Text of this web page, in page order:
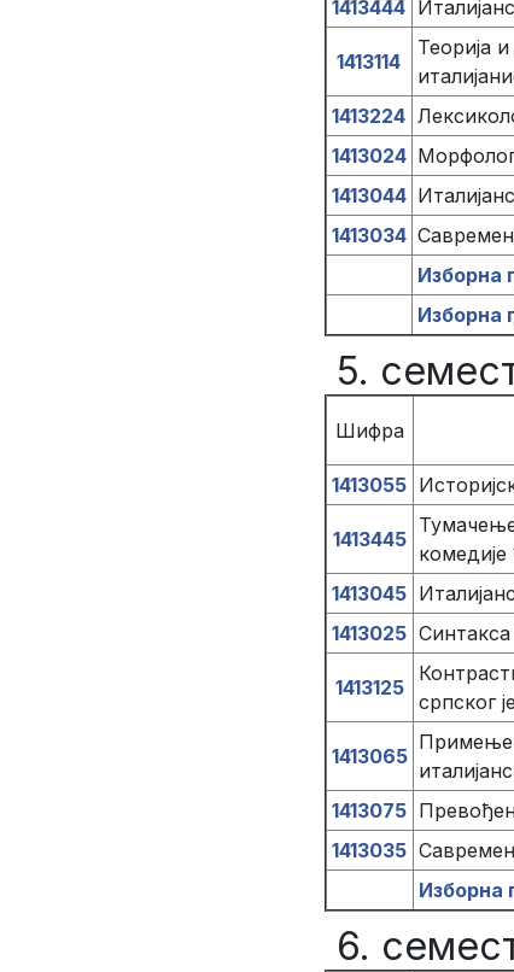
1413444
1413114
Теорија
1413224
1413024
1413044
1413034
Изборна
Изборна
5.
Шифра
1413055
1413445
комедије
1413045
1413025 Синтакса
1413125
српског
1413065
1413075
1413035
Изборна
6.